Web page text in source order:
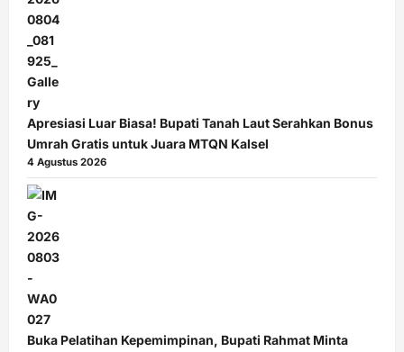
Apresiasi Luar Biasa! Bupati Tanah Laut Serahkan Bonus
Umrah Gratis untuk Juara MTQN Kalsel
4 Agustus 2026
Buka Pelatihan Kepemimpinan, Bupati Rahmat Minta